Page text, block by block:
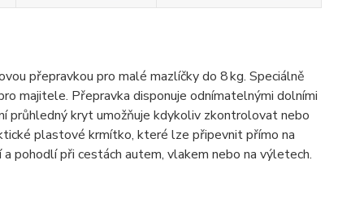
přepravkou pro malé mazlíčky do 8 kg. Speciálně
majitele. Přepravka disponuje odnímatelnými dolními
průhledný kryt umožňuje kdykoliv zkontrolovat nebo
plastové krmítko, které lze připevnit přímo na
pohodlí při cestách autem, vlakem nebo na výletech.